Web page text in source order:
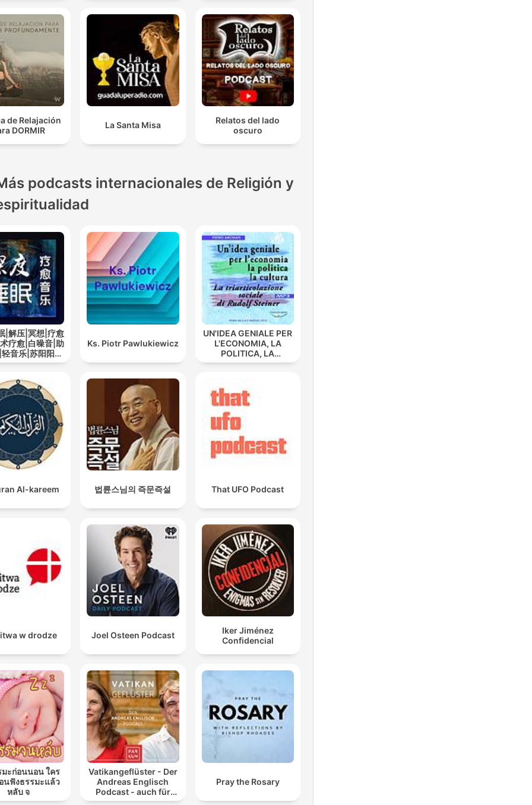
de Relajación
DORMIR
La Santa Misa
Relatos del lado
oscuro
podcasts internacionales de Religión y
|解压|冥想|疗愈
疗愈|白噪音|助
音乐|苏阳阳频
道
Ks. Piotr Pawlukiewicz
UN'IDEA GENIALE PER
L'ECONOMIA, LA
POLITICA, LA
CULTURA - La
Steiner
Al-kareem 법륜스님의 즉문즉설 That UFO Podcast
w drodze Joel Osteen Podcast
Iker Jiménez
Confidencial
ะก่อนนอน ใคร
นฟังธรรมะแล้ว
หลับ จ
Vatikangeflüster - Der
Andreas Englisch
Podcast - auch für
Atheisten
Pray the Rosary